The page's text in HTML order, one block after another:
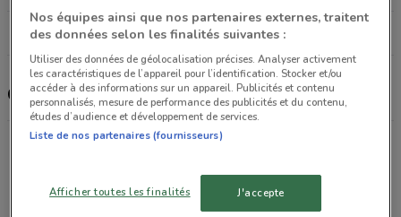
Tous les magasins Coccinelle Express
Coccinelle Express, promotions et magasins
dans les environs
Nos équipes ainsi que nos partenaires externes, traitent
des données selon les finalités suivantes :
Utiliser des données de géolocalisation précises. Analyser activement
les caractéristiques de l’appareil pour l’identification. Stocker et/ou
accéder à des informations sur un appareil. Publicités et contenu
personnalisés, mesure de performance des publicités et du contenu,
études d’audience et développement de services.
Liste de nos partenaires (fournisseurs)
Afficher toutes les finalités J'accepte